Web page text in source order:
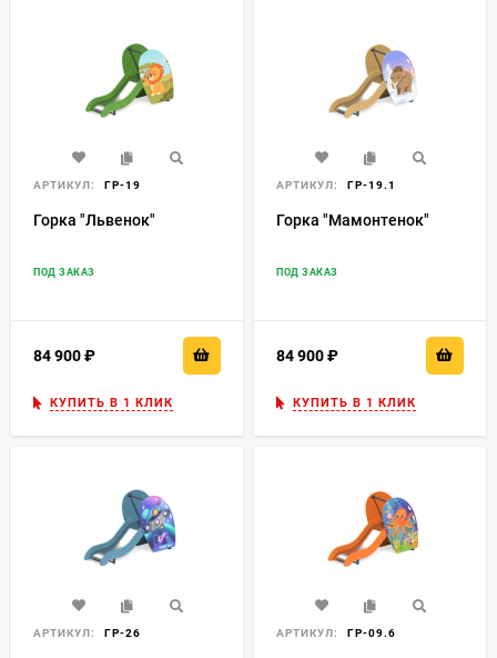
АРТИКУЛ: ГР-19
Горка "Львенок"
ПОД ЗАКАЗ
84 900
КУПИТЬ В 1 КЛИК
АРТИКУЛ: ГР-19.1
Горка "Мамонтенок"
ПОД ЗАКАЗ
84 900
КУПИТЬ В 1 КЛИК
АРТИКУЛ: ГР-26 АРТИКУЛ: ГР-09.6